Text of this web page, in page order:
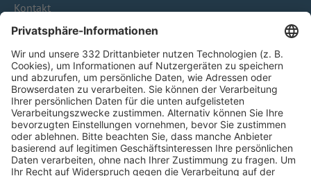
Kontakt
HÄUFIG BESUCHTE SEITEN
Pässe und Vereinswechsel
Trainerausbildung
Schulungsangebot Vereinsmitarbeiter
BFV-Geschäftsstellen
Trainerbörse